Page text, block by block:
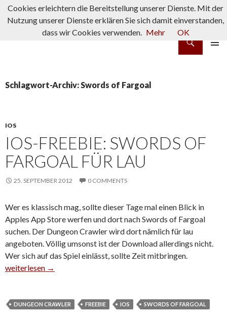
Schlagwort-Archiv: Swords of Fargoal
IOS
IOS-FREEBIE: SWORDS OF
FARGOAL FÜR LAU
25. SEPTEMBER 2012 0 COMMENTS
Wer es klassisch mag, sollte dieser Tage mal einen Blick in
Apples App Store werfen und dort nach Swords of Fargoal
suchen. Der Dungeon Crawler wird dort nämlich für lau
angeboten. Völlig umsonst ist der Download allerdings nicht.
Wer sich auf das Spiel einlässt, sollte Zeit mitbringen.
iOS-Freebie: Swords of Fargoal für lau
weiterlesen →
DUNGEON CRAWLER FREEBIE IOS SWORDS OF FARGOAL
Cookies erleichtern die Bereitstellung unserer Dienste. Mit der
Nutzung unserer Dienste erklären Sie sich damit einverstanden,
dass wir Cookies verwenden. Mehr OK